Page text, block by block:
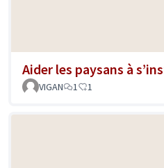
Aider les paysans à
VIGAN
1 1